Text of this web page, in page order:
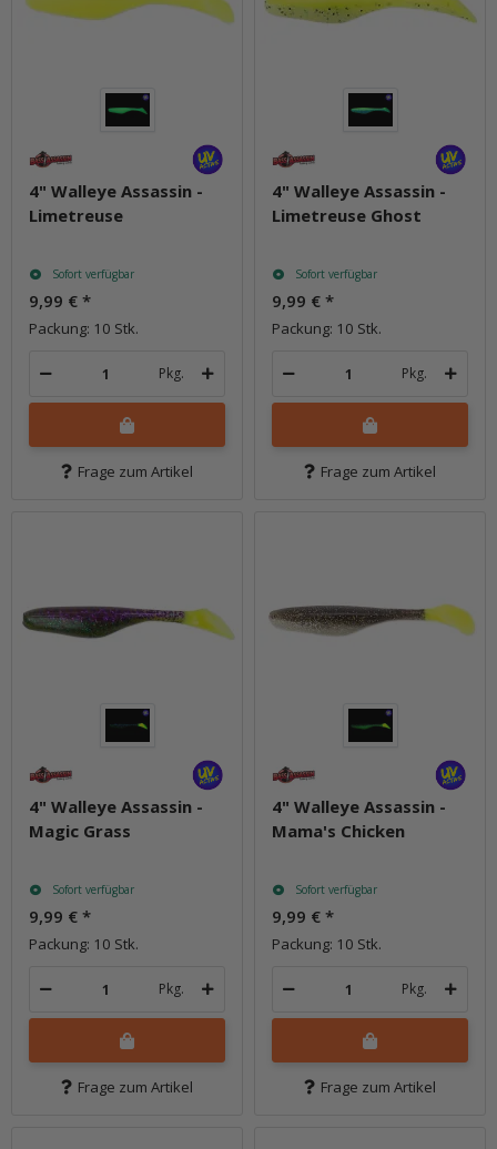
4" Walleye Assassin -
Limetreuse
Sofort verfügbar
9,99 € *
Packung: 10 Stk.
Pkg.
Frage zum Artikel
4" Walleye Assassin -
Limetreuse Ghost
Sofort verfügbar
9,99 € *
Packung: 10 Stk.
Pkg.
Frage zum Artikel
4" Walleye Assassin -
Magic Grass
Sofort verfügbar
9,99 € *
Packung: 10 Stk.
Pkg.
Frage zum Artikel
4" Walleye Assassin -
Mama's Chicken
Sofort verfügbar
9,99 € *
Packung: 10 Stk.
Pkg.
Frage zum Artikel